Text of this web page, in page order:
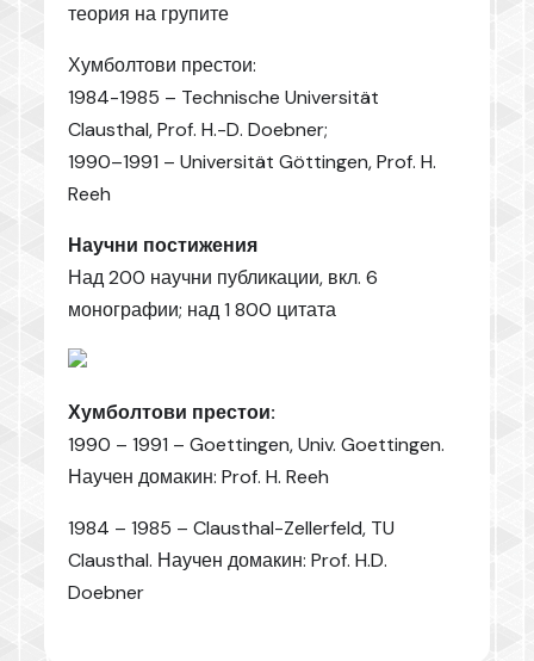
теория на групите
Хумболтови престои:
1984-1985 – Technische Universität
Clausthal, Prof. H.-D. Doebner;
1990–1991 – Universität Göttingen, Prof. H.
Reeh
Научни постижения
Над 200 научни публикации, вкл. 6
монографии; над 1 800 цитата
Хумболтови престои:
1990 – 1991 – Goettingen, Univ. Goettingen.
Научен домакин: Prof. H. Reeh
1984 – 1985 – Clausthal-Zellerfeld, TU
Clausthal. Научен домакин: Prof. H.D.
Doebner